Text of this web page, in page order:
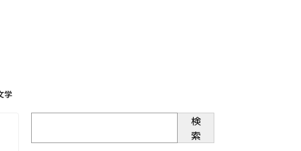
学
検
索